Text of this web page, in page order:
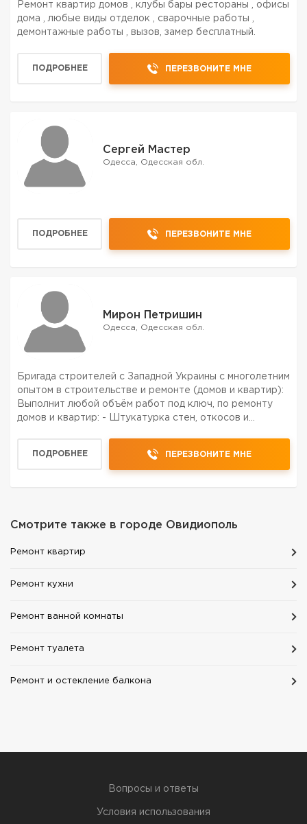
Ремонт квартир домов , клубы бары рестораны , офисы
дома , любые виды отделок , сварочные работы ,
демонтажные работы , вызов, замер бесплатный.
ПОДРОБНЕЕ ПЕРЕЗВОНИТЕ МНЕ
Сергей Мастер
Одесса, Одесская обл.
ПОДРОБНЕЕ ПЕРЕЗВОНИТЕ МНЕ
Мирон Петришин
Одесса, Одесская обл.
Бригада строителей с Западной Украины с многолетним
опытом в строительстве и ремонте (домов и квартир):
Выполнит любой объём работ под ключ, по ремонту
домов и квартир: - Штукатурка стен, откосов и
ПОДРОБНЕЕ ПЕРЕЗВОНИТЕ МНЕ
Смотрите также в городе Овидиополь
Ремонт квартир
Ремонт кухни
Ремонт ванной комнаты
Ремонт туалета
Ремонт и остекление балкона
Вопросы и ответы
Условия использования